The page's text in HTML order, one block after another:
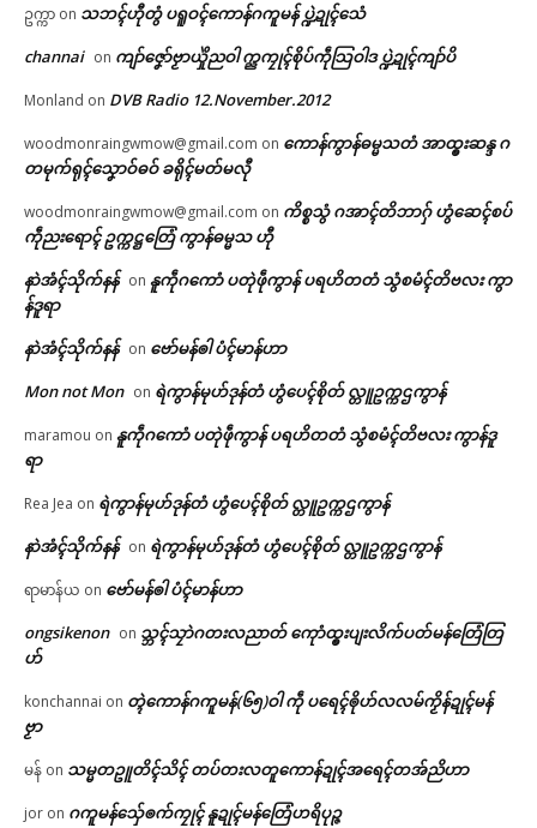
ကေတ်အဆက်
ကၠောန်သ္ပကေၚ်ကာမ္ၚဵုကဵုဒါန်တံ
ဓုပ်တံ ကေတ်အရေဝ်ရောၚ်
February 26, 2026
In "ပရိုၚ်"
ဥက္ကာ on သဘၚ်ဟီုတွံ ပရူဝၚ်ကောန်ဂကူမန် ပ္ဍဲဍုၚ်သေံ
channai on ကျာ်ဇၞော်ဗၟာယှိုဲညဝါ က္ညကၠုၚ်စိုပ်ကဵုသြဝါဒ ပ္ဍဲဍုၚ်ကျာ်ပိ
Monland on DVB Radio 12.November.2012
woodmonraingwmow@gmail.com on ကောန်ကွာန်ဓမ္မသတံ အာထ္ၜးဆန္ဒ ဂ
တမုက်ရုၚ်သၞောဝ်ဓဝ် ခရိုၚ်မတ်မလီု
woodmonraingwmow@gmail.com on ကိစ္စသွံ ဂအာၚ်တိဘာဂှ် ဟွံဆေၚ်စပ်
ကဵုညးရောၚ် ဥက္ကဋ္ဌတြေံ ကွာန်ဓမ္မသ ဟီု
နာဲအံၚ်သိုက်နန် on နူကဵုဂကောံ ပတုဲဖဵုကွာန် ပရဟိတတံ သွံစမံၚ်တိဗလး ကွာ
န်ဒူရာ
နာဲအံၚ်သိုက်နန် on ဗော်မန်ၜါ ပံၚ်မာန်ဟာ
Mon not Mon on ရဲကွာန်မုဟ်ဒုန်တံ ဟွံပေၚ်စိုတ် လ္တူဥက္ကဌကွာန်
maramou on နူကဵုဂကောံ ပတုဲဖဵုကွာန် ပရဟိတတံ သွံစမံၚ်တိဗလး ကွာန်ဒူ
ရာ
Rea Jea on ရဲကွာန်မုဟ်ဒုန်တံ ဟွံပေၚ်စိုတ် လ္တူဥက္ကဌကွာန်
နာဲအံၚ်သိုက်နန် on ရဲကွာန်မုဟ်ဒုန်တံ ဟွံပေၚ်စိုတ် လ္တူဥက္ကဌကွာန်
ရာမာန်ယ on ဗော်မန်ၜါ ပံၚ်မာန်ဟာ
ongsikenon on သ္ဘၚ်သၠာဲဂတးလညာတ် ကေုာံထ္ၜးပျးလိက်ပတ်မန်တြေံတြ
ဟ်
konchannai on တ္ၚဲကောန်ဂကူမန်(၆၅)ဝါ ကဵု ပရေၚ်ၜိုဟ်လလမ်ကၟိန်ဍုၚ်မန်
ဗၟာ
မန် on သမ္မတဥူတိၚ်သိၚ် တပ်တးလတူကောန်ဍုၚ်အရေၚ်တအ်ညိဟာ
jor on ဂကူမန်​သှ်ေၜက်ကၠုၚ် နူဍုၚ်မန်တြေံဟရိပုဉ္ဇ